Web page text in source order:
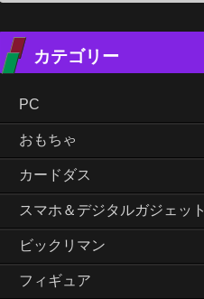
カテゴリー
PC
おもちゃ
カードダス
スマホ＆デジタルガジェット
ビックリマン
フィギュア